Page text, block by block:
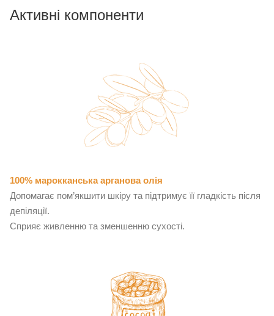
Активні компоненти
100% марокканська арганова олія
Допомагає пом’якшити шкіру та підтримує її гладкість після
депіляції.
Сприяє живленню та зменшенню сухості.